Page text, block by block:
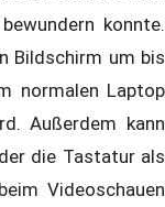
konnte.
Bildschirm um bis
normalen Laptop
Außerdem kann
die Tastatur als
Videoschauen